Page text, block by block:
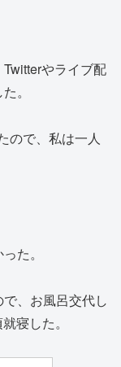
やライブ配
。
ので、私は一人
た。
、お風呂交代し
寝した。